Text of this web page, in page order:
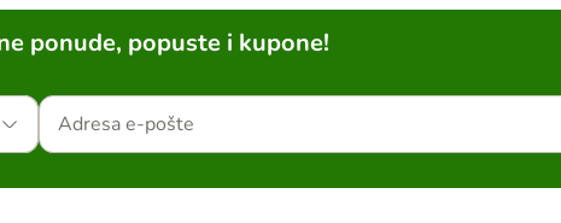
ponude, popuste i kupone!